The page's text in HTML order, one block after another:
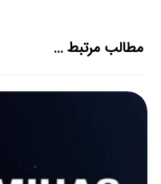
مطالب مرتبط ...